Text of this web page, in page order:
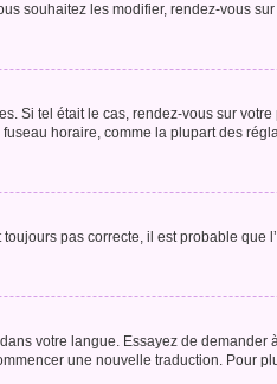
souhaitez les modifier, rendez-vous
Si tel était le cas, rendez-vous sur
horaire, comme la plupart des
pas correcte, il est probable
votre langue. Essayez de
une nouvelle traduction. Pour